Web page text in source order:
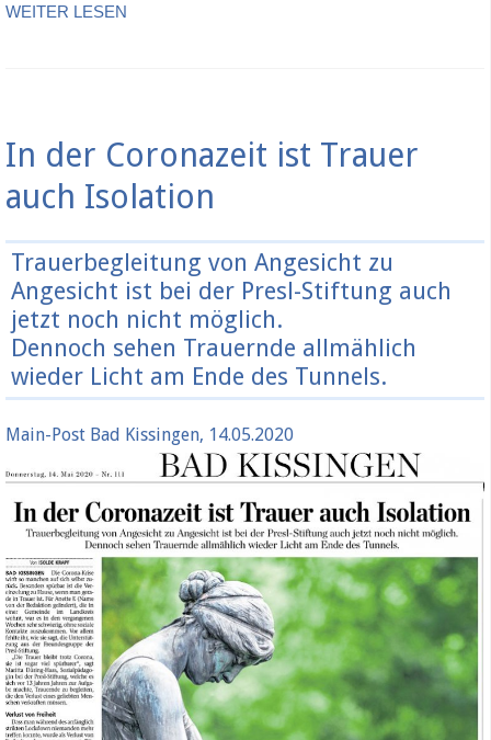
WEITER LESEN
In der Coronazeit ist Trauer
auch Isolation
Trauerbegleitung von Angesicht zu
Angesicht ist bei der Presl-Stiftung auch
jetzt noch nicht möglich.
Dennoch sehen Trauernde allmählich
wieder Licht am Ende des Tunnels.
Main-Post Bad Kissingen, 14.05.2020